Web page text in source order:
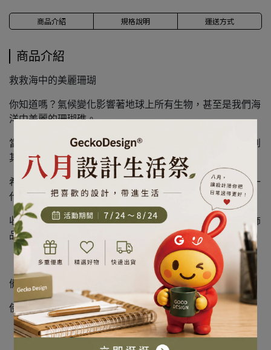
商品介紹 規格說明 運送方式
商品介紹
救救海中的美麗珊瑚
你知道嗎？氣候變化影響著地球上所有生物，甚至是我們海
洋中美麗的珊瑚礁。
當全球氣溫逐漸升高，暖化效應將使珊瑚白化，進而影響到
其他海洋生物。
希望當你使用商品時，能夠多為地球上的生物及我們的下一
代著想。
收納罐可收納棉花棒等小物，上面的珊瑚還可以垂掛你的飾
品。
備註：
使用一個420ml的回收寶特瓶所製成，100%可回收。